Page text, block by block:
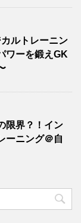
ルトレーニン
ワーを鍛えGK
限界？！イン
ーニング＠自